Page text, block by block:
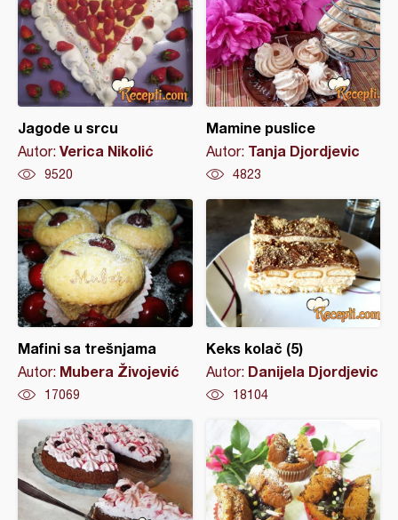
Jagode u srcu
Autor: Verica Nikolić
9520
Mamine puslice
Autor: Tanja Djordjevic
4823
Mafini sa trešnjama
Autor: Mubera Živojević
17069
Keks kolač (5)
Autor: Danijela Djordjevic
18104